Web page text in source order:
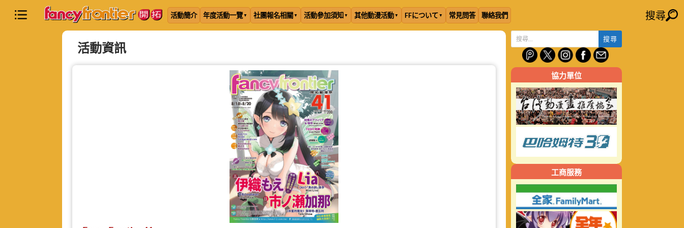
活動簡介 年度活動一覽 社團報名相關 活動參加須知 其他動漫活動 FFについて 常見問答 聯絡我們 搜尋
活動資訊
尋
關
鍵
字:
協力單位
工商服務